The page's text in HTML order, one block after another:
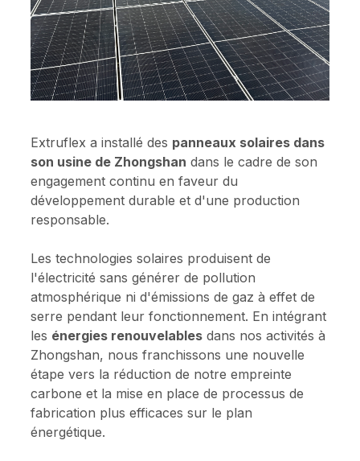
Extruflex a installé des panneaux solaires dans
son usine de Zhongshan dans le cadre de son
engagement continu en faveur du
développement durable et d'une production
responsable.
Les technologies solaires produisent de
l'électricité sans générer de pollution
atmosphérique ni d'émissions de gaz à effet de
serre pendant leur fonctionnement. En intégrant
les énergies renouvelablesdans nos activités à
Zhongshan, nous franchissons une nouvelle
étape vers la réduction de notre empreinte
carbone et la mise en place de processus de
fabrication plus efficaces sur le plan
énergétique.